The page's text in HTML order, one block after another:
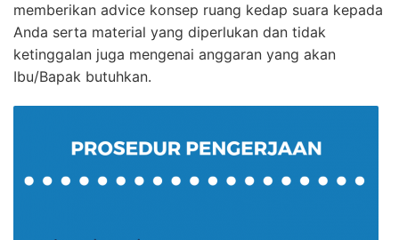
memberikan advice konsep ruang kedap suara kepada
Anda serta material yang diperlukan dan tidak
ketinggalan juga mengenai anggaran yang akan
Ibu/Bapak butuhkan.